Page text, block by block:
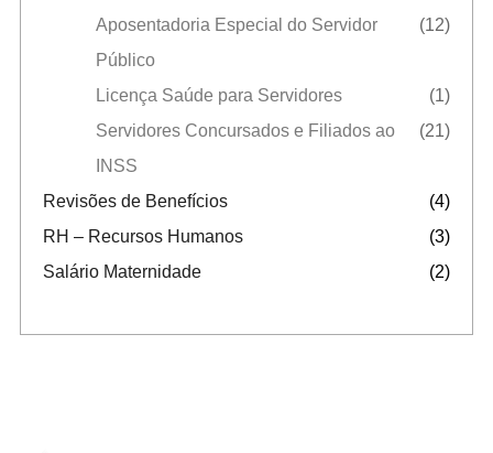
Aposentadoria Especial do Servidor
Público
(12)
Licença Saúde para Servidores
(1)
Servidores Concursados e Filiados ao
INSS
(21)
Revisões de Benefícios
(4)
RH – Recursos Humanos
(3)
Salário Maternidade
(2)